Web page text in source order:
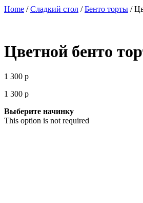
Home /Сладкий стол /Бенто торты /
Цветной бенто
1 300 р
1 300 р
Выберите начинку
This option is not required